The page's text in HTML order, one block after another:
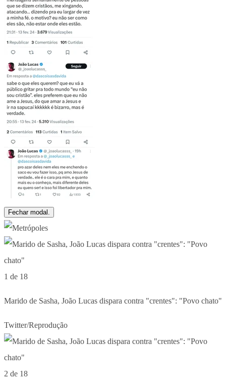
Fechar modal.
1 de 18
Marido de Sasha, João Lucas dispara contra "crentes": "Povo chato"
Twitter/Reprodução
2 de 18